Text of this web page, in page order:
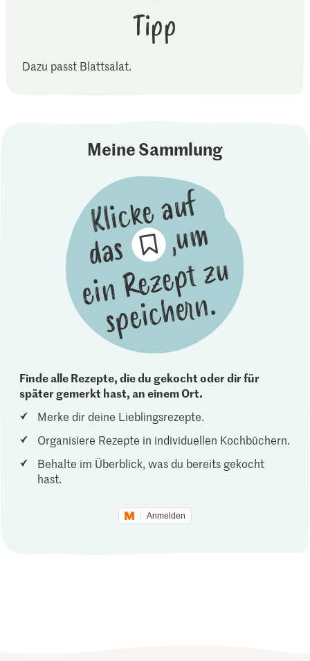
Tipp
Dazu passt Blattsalat.
Meine Sammlung
Finde alle Rezepte, die du gekocht oder dir für
später gemerkt hast, an einem Ort.
Merke dir deine Lieblingsrezepte.
Organisiere Rezepte in individuellen Kochbüchern.
Behalte im Überblick, was du bereits gekocht
hast.
Anmelden